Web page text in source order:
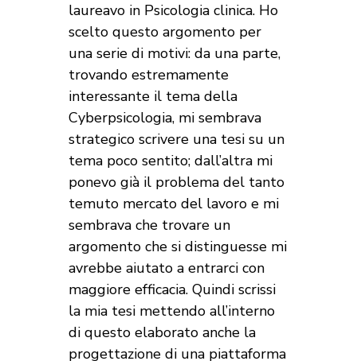
laureavo in Psicologia clinica. Ho
scelto questo argomento per
una serie di motivi: da una parte,
trovando estremamente
interessante il tema della
Cyberpsicologia, mi sembrava
strategico scrivere una tesi su un
tema poco sentito; dall’altra mi
ponevo già il problema del tanto
temuto mercato del lavoro e mi
sembrava che trovare un
argomento che si distinguesse mi
avrebbe aiutato a entrarci con
maggiore efficacia. Quindi scrissi
la mia tesi mettendo all’interno
di questo elaborato anche la
progettazione di una piattaforma